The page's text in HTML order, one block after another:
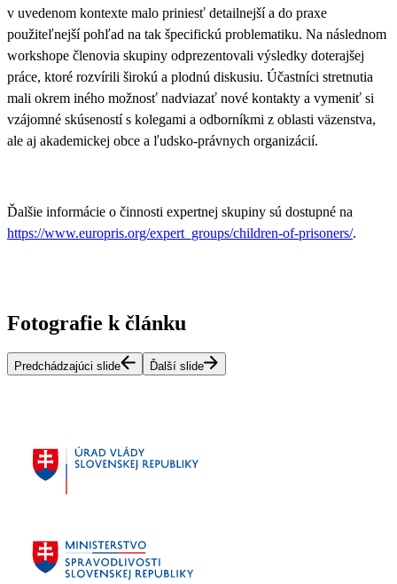
v uvedenom kontexte malo priniesť detailnejší a do praxe
použiteľnejší pohľad na tak špecifickú problematiku. Na následnom
workshope členovia skupiny odprezentovali výsledky doterajšej
práce, ktoré rozvírili širokú a plodnú diskusiu. Účastníci stretnutia
mali okrem iného možnosť nadviazať nové kontakty a vymeniť si
vzájomné skúseností s kolegami a odborníkmi z oblasti väzenstva,
ale aj akademickej obce a ľudsko-právnych organizácií.
Ďalšie informácie o činnosti expertnej skupiny sú dostupné na
https://www.europris.org/expert_groups/children-of-prisoners/.
Fotografie k článku
Predchádzajúci slide Ďalší slide